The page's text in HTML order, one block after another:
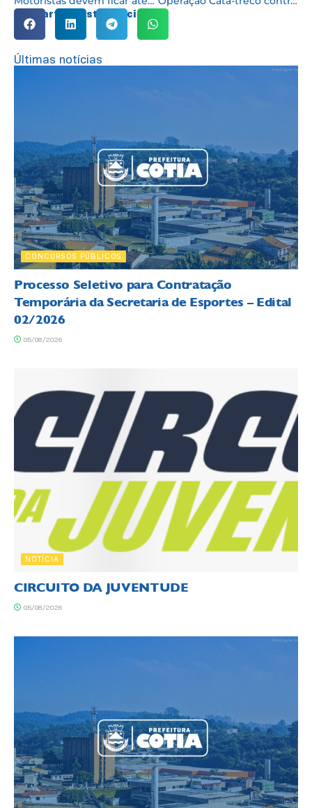
Compartilhe esta notícia:
Últimas notícias
CONCURSOS PÚBLICOS
Processo Seletivo para Contratação
Temporária da Secretaria de Esportes – Edital
02/2026
05/08/2026
NOTÍCIA
CIRCUITO DA JUVENTUDE
05/08/2026